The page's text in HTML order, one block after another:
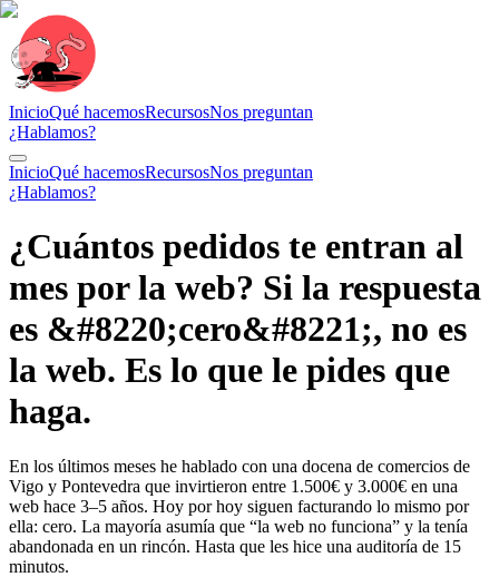
InicioQué hacemosRecursosNos preguntan
¿Hablamos?
InicioQué hacemosRecursosNos preguntan
¿Hablamos?
¿Cuántos pedidos te entran al
mes por la web? Si la respuesta
es &#8220;cero&#8221;, no es
la web. Es lo que le pides que
haga.
En los últimos meses he hablado con una docena de comercios de
Vigo y Pontevedra que invirtieron entre 1.500€ y 3.000€ en una
web hace 3–5 años. Hoy por hoy siguen facturando lo mismo por
ella: cero. La mayoría asumía que “la web no funciona” y la tenía
abandonada en un rincón. Hasta que les hice una auditoría de 15
minutos.